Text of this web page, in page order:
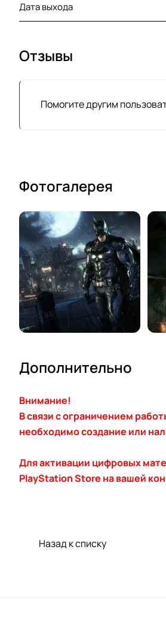
Дата выхода
Отзывы
Помогите другим
Фотогалерея
Дополнительно
Внимание!
В связи с ограничением
необходимо создание или
Для активации цифровых
PlayStation Store на вашей
Назад к списку